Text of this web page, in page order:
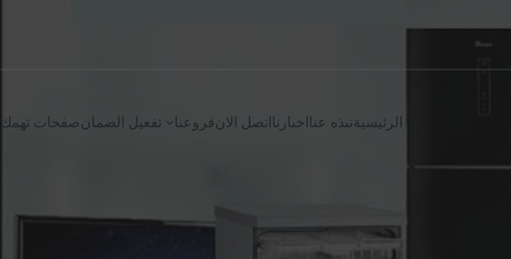
الرئيسيةنبذه عنااخبارنااتصل الانفروعنا تفعيل الضمانصفحات تهمك